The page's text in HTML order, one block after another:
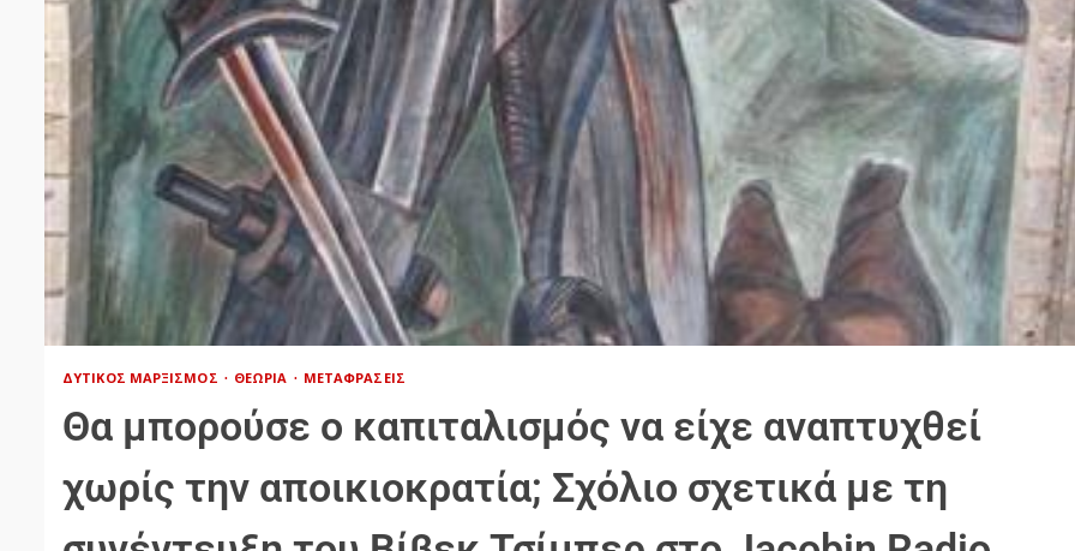
ΔΥΤΙΚΌΣ ΜΑΡΞΙΣΜΌΣ ΘΕΩΡΊΑ ΜΕΤΑΦΡΆΣΕΙΣ
Θα μπορούσε ο καπιταλισμός να είχε αναπτυχθεί
χωρίς την αποικιοκρατία; Σχόλιο σχετικά με τη